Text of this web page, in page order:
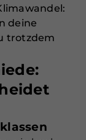
deine
trotzdem